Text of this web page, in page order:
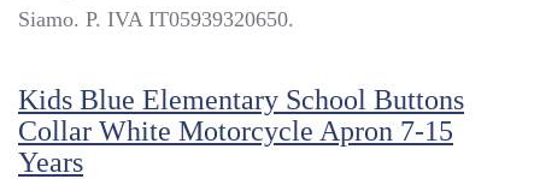
Collar
Apron
White
7-
Siamo. P. IVA IT05939320650.
Kids Blue Elementary School Buttons
Collar White Motorcycle Apron 7-15
Years